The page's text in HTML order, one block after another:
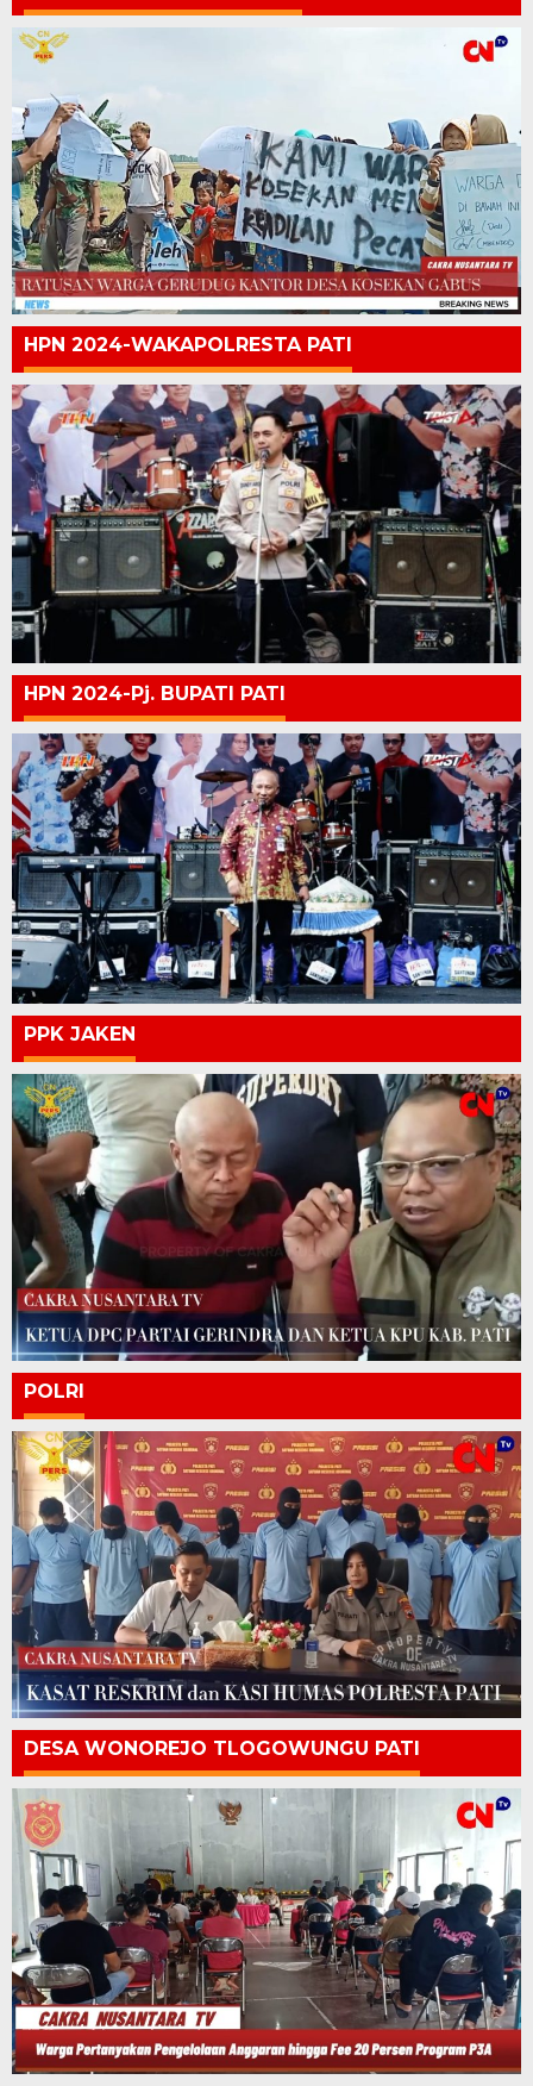
HPN 2024-WAKAPOLRESTA PATI
HPN 2024-Pj. BUPATI PATI
PPK JAKEN
POLRI
DESA WONOREJO TLOGOWUNGU PATI